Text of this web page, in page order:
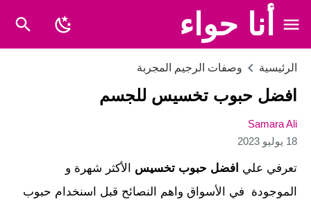
أنا حواء
الرئيسية وصفات الرجيم المجربة
افضل حبوب تخسيس للجسم
Samara Ali
18 يوليو 2023
تعرفي علي افضل حبوب تخسيس الأكثر شهرة و
الموجودة في الأسواق واهم النصائح قبل اسنخدام حبوب